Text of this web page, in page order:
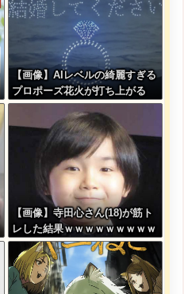
【画像】AIレベルの綺麗すぎる
プロポーズ花火が打ち上がる
㊗????
【画像】寺田心さん(18)が筋ト
レした結果ｗｗｗｗｗｗｗｗｗ
ｗｗｗｗｗｗｗｗｗｗ